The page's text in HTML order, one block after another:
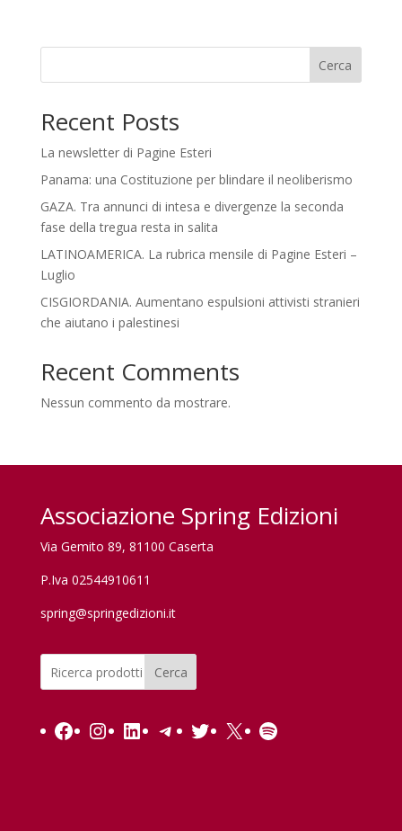
Cerca
Recent Posts
La newsletter di Pagine Esteri
Panama: una Costituzione per blindare il neoliberismo
GAZA. Tra annunci di intesa e divergenze la seconda
fase della tregua resta in salita
LATINOAMERICA. La rubrica mensile di Pagine Esteri –
Luglio
CISGIORDANIA. Aumentano espulsioni attivisti stranieri
che aiutano i palestinesi
Recent Comments
Nessun commento da mostrare.
Associazione Spring Edizioni
Via Gemito 89, 81100 Caserta
P.Iva 02544910611
spring@springedizioni.it
Cerca
Facebook
Instagram
LinkedIn
Telegram
Twitter
X Spotify